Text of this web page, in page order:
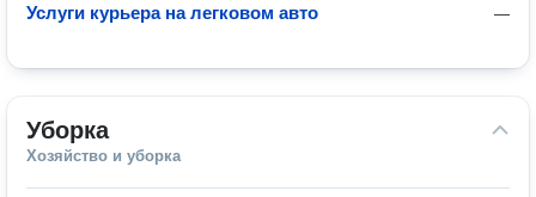
—
Услуги курьера на легковом авто
Уборка
Хозяйство и уборка